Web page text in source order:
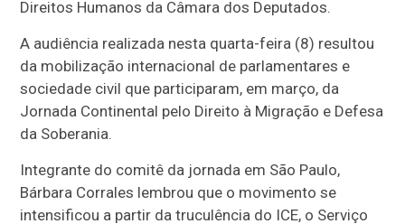
Direitos Humanos da Câmara dos Deputados.
A audiência realizada nesta quarta-feira (8) resultou
da mobilização internacional de parlamentares e
sociedade civil que participaram, em março, da
Jornada Continental pelo Direito à Migração e Defesa
da Soberania.
Integrante do comitê da jornada em São Paulo,
Bárbara Corrales lembrou que o movimento se
intensificou a partir da truculência do ICE, o Serviço